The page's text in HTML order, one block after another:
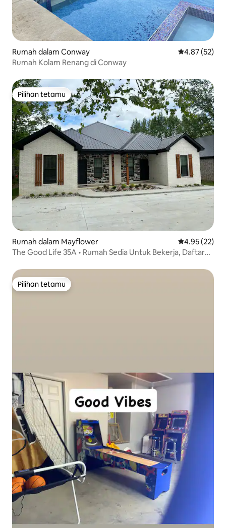
Rumah dalam Conway Penarafan
4.87 (52)
Rumah Kolam Renang di Conway
Pilihan tetamu
Pilihan tetamu
Rumah dalam Mayflower Penarafan
4.95 (22)
The Good Life 35A • Rumah Sedia Untuk Bekerja, Daftar
Pilihan tetamu
Pilihan tetamu